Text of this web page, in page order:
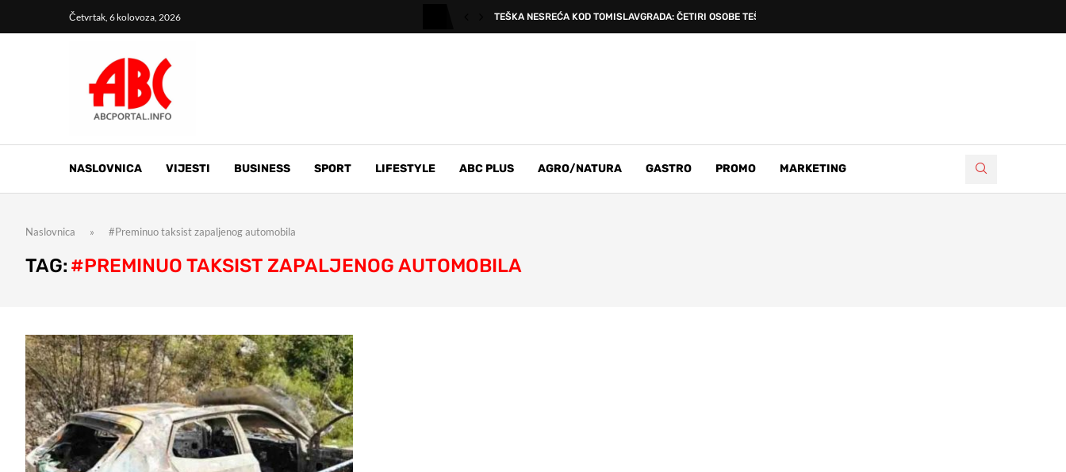
Četvrtak, 6 kolovoza, 2026 TEŠKA NESREĆA KOD TOMISLAVGRADA: ČETIRI OSOBE TEŠKO OZLIJEĐENE...
NASLOVNICA VIJESTI BUSINESS SPORT LIFESTYLE ABC PLUS AGRO/NATURA GASTRO PROMO MARKETING
Naslovnica » #Preminuo taksist zapaljenog automobila
TAG: #PREMINUO TAKSIST ZAPALJENOG AUTOMOBILA